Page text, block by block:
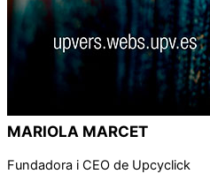
MARIOLA MARCET
Fundadora i CEO de Upcyclick